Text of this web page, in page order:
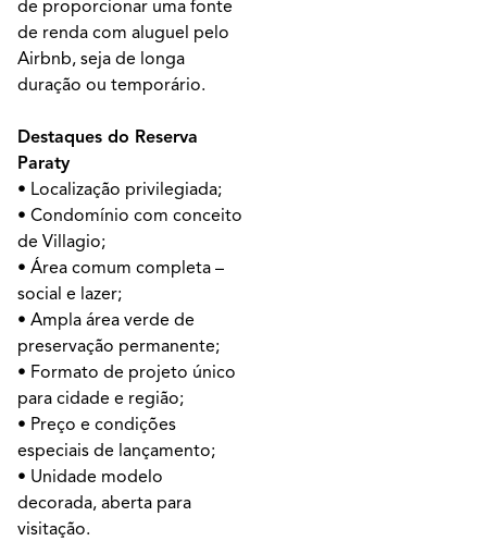
de proporcionar uma fonte
de renda com aluguel pelo
Airbnb, seja de longa
duração ou temporário.
Destaques do Reserva
Paraty
• Localização privilegiada;
• Condomínio com conceito
de Villagio;
• Área comum completa –
social e lazer;
• Ampla área verde de
preservação permanente;
• Formato de projeto único
para cidade e região;
• Preço e condições
especiais de lançamento;
• Unidade modelo
decorada, aberta para
visitação.